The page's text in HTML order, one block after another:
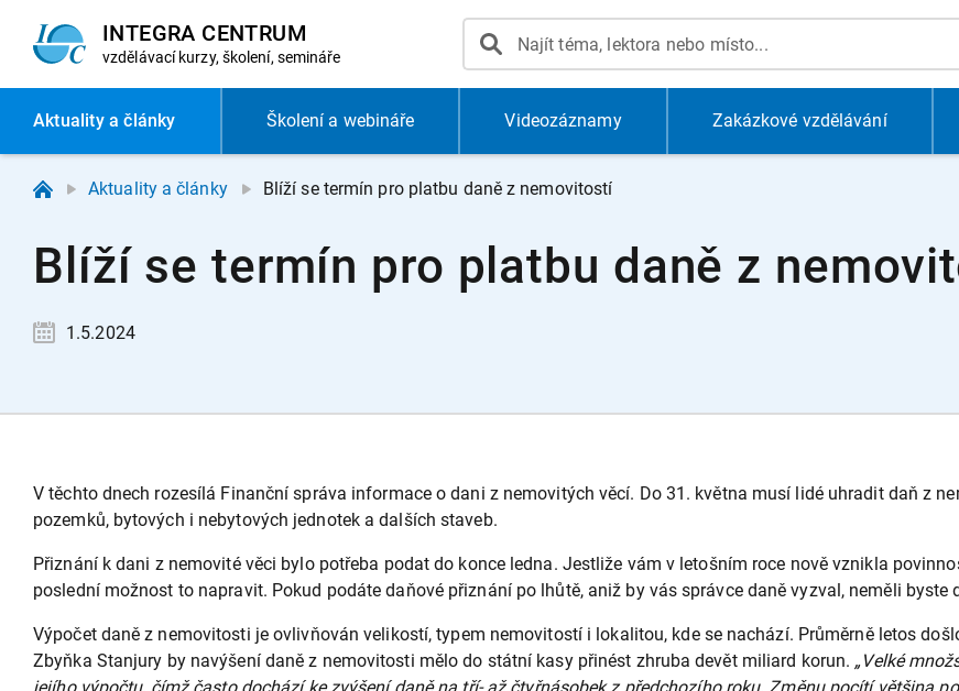
INTEGRA CENTRUM
vzdělávací kurzy, školení, semináře
Aktualitya články Školení a webináře Videozáznamy Zakázkové vzdělávání
Aktuality a články Blíží se termín pro platbu daně z nemovitostí
Blíží se termín pro platbu daně z
1.5.2024
V těchto dnech rozesílá Finanční správa informace o dani z nemovitých věcí. Do 31. května musí lidé uhradit daň z
pozemků, bytových i nebytových jednotek a dalších staveb.
Přiznání k dani z nemovité věci bylo potřeba podat do konce ledna. Jestliže vám v letošním roce nově vznikla
poslední možnost to napravit. Pokud podáte daňové přiznání po lhůtě, aniž by vás správce daně vyzval, neměli byste
Výpočet daně z nemovitosti je ovlivňován velikostí, typem nemovitostí i lokalitou, kde se nachází. Průměrně letos
Zbyňka Stanjury by navýšení daně z nemovitosti mělo do státní kasy přinést zhruba devět miliard korun. „Velké